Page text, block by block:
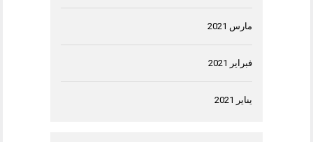
مارس 2021
فبراير 2021
يناير 2021